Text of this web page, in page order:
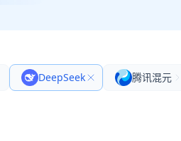
DeepSeek 腾讯混元